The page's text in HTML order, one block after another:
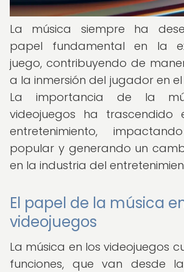
La música siempre ha
papel fundamental en la
juego, contribuyendo de
a la inmersión del jugador en
La importancia de la
videojuegos ha
entretenimiento,
popular y generando un
en la industria del
El papel de la música
videojuegos
La música en los videojuegos
funciones, que van desde